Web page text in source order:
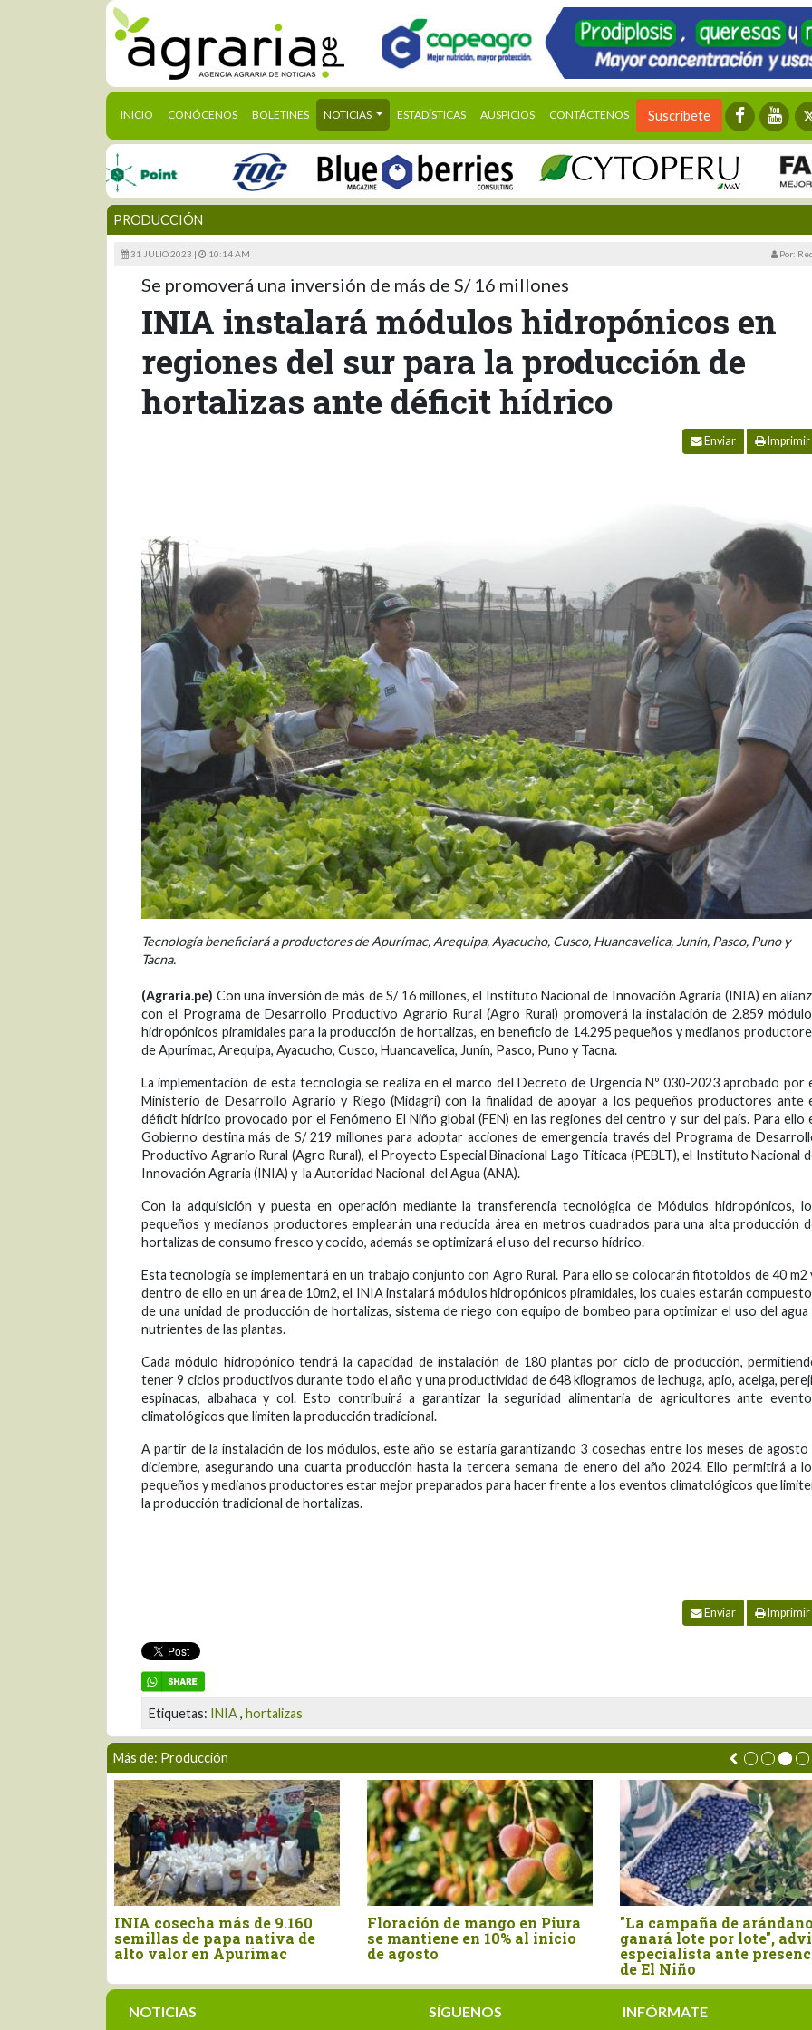
INICIO (CURRENT)
CONÓCENOS BOLETINES NOTICIAS ESTADÍSTICAS AUSPICIOS CONTÁCTENOS Suscríbete
PRODUCCIÓN
31 JULIO 2023 | 10:14 AM Por:
Se promoverá una inversión de más de S/ 16 millones
INIA instalará módulos hidropónicos en
regiones del sur para la producción de
hortalizas ante déficit hídrico
Enviar Imprimir
Tecnología beneficiará a productores de Apurímac, Arequipa, Ayacucho, Cusco, Huancavelica, Junín, Pasco, Puno y
Tacna.
(Agraria.pe) Con una inversión de más de S/ 16 millones, el Instituto Nacional de Innovación Agraria (INIA) en
con el Programa de Desarrollo Productivo Agrario Rural (Agro Rural) promoverá la instalación de 2.859
hidropónicos piramidales para la producción de hortalizas, en beneficio de 14.295 pequeños y medianos
de Apurímac, Arequipa, Ayacucho, Cusco, Huancavelica, Junín, Pasco, Puno y Tacna.
La implementación de esta tecnología se realiza en el marco del Decreto de Urgencia Nº 030-2023 aprobado por
Ministerio de Desarrollo Agrario y Riego (Midagri) con la finalidad de apoyar a los pequeños productores ante
déficit hídrico provocado por el Fenómeno El Niño global (FEN) en las regiones del centro y sur del país. Para ello
Gobierno destina más de S/ 219 millones para adoptar acciones de emergencia través del Programa de
Productivo Agrario Rural (Agro Rural), el Proyecto Especial Binacional Lago Titicaca (PEBLT), el Instituto Nacional
Innovación Agraria (INIA) y la Autoridad Nacional del Agua (ANA).
Con la adquisición y puesta en operación mediante la transferencia tecnológica de Módulos hidropónicos,
pequeños y medianos productores emplearán una reducida área en metros cuadrados para una alta producción
hortalizas de consumo fresco y cocido, además se optimizará el uso del recurso hídrico.
Esta tecnología se implementará en un trabajo conjunto con Agro Rural. Para ello se colocarán fitotoldos de 40 m2
dentro de ello en un área de 10m2, el INIA instalará módulos hidropónicos piramidales, los cuales estarán
de una unidad de producción de hortalizas, sistema de riego con equipo de bombeo para optimizar el uso del agua
nutrientes de las plantas.
Cada módulo hidropónico tendrá la capacidad de instalación de 180 plantas por ciclo de producción,
tener 9 ciclos productivos durante todo el año y una productividad de 648 kilogramos de lechuga, apio, acelga,
espinacas, albahaca y col. Esto contribuirá a garantizar la seguridad alimentaria de agricultores ante
climatológicos que limiten la producción tradicional.
A partir de la instalación de los módulos, este año se estaría garantizando 3 cosechas entre los meses de agosto
diciembre, asegurando una cuarta producción hasta la tercera semana de enero del año 2024. Ello permitirá a
pequeños y medianos productores estar mejor preparados para hacer frente a los eventos climatológicos que
la producción tradicional de hortalizas.
Enviar Imprimir
Etiquetas: INIA, hortalizas
Más de: Producción
más de 9.160
de papa nativa de
en Apurímac
Floración de mango en Piura
se mantiene en 10% al inicio
de agosto
"La campaña de arándano se
ganará lote por lote", advierte
especialista ante presencia
Producción
se contrajo
este año
NOTICIAS SÍGUENOS INFÓRMATE